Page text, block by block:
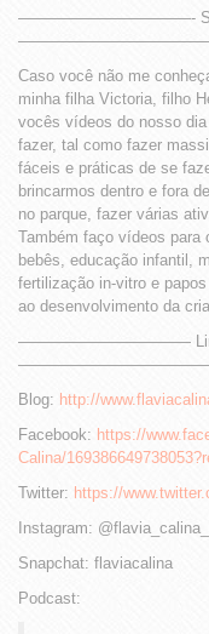
———————————-
Caso você não me
minha filha Victoria, filho
vocês vídeos do nosso
fazer, tal como fazer
fáceis e práticas de se
brincarmos dentro e fora
no parque, fazer várias
Também faço vídeos para
bebês, educação infantil,
fertilização in-vitro e
ao desenvolvimento da
——————————— Links
Blog: http://
Facebook: https://
Calina/
Twitter: https://
Instagram: @flavia_calina_
Snapchat: flaviacalina
Podcast: